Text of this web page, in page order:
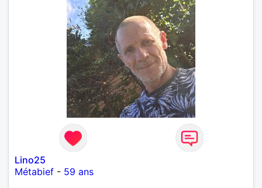
Lino25
Métabief - 59 ans